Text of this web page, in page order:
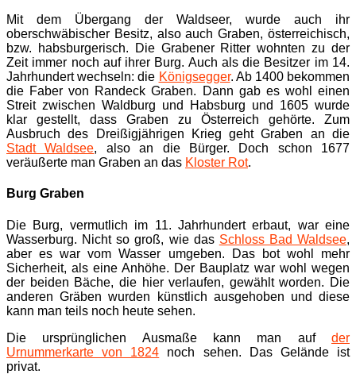
Mit dem Übergang der Waldseer, wurde auch ihr
oberschwäbischer Besitz, also auch Graben, österreichisch,
bzw. habsburgerisch. Die Grabener Ritter wohnten zu der
Zeit immer noch auf ihrer Burg. Auch als die Besitzer im 14.
Jahrhundert wechseln: die Königsegger. Ab 1400 bekommen
die Faber von Randeck Graben. Dann gab es wohl einen
Streit zwischen Waldburg und Habsburg und 1605 wurde
klar gestellt, dass Graben zu Österreich gehörte. Zum
Ausbruch des Dreißigjährigen Krieg geht Graben an die
Stadt Waldsee, also an die Bürger. Doch schon 1677
veräußerte man Graben an das Kloster Rot.
Burg Graben
Die Burg, vermutlich im 11. Jahrhundert erbaut, war eine
Wasserburg. Nicht so groß, wie das Schloss Bad Waldsee,
aber es war vom Wasser umgeben. Das bot wohl mehr
Sicherheit, als eine Anhöhe. Der Bauplatz war wohl wegen
der beiden Bäche, die hier verlaufen, gewählt worden. Die
anderen Gräben wurden künstlich ausgehoben und diese
kann man teils noch heute sehen.
Die ursprünglichen Ausmaße kann man auf der
Urnummerkarte von 1824 noch sehen. Das Gelände ist
privat.